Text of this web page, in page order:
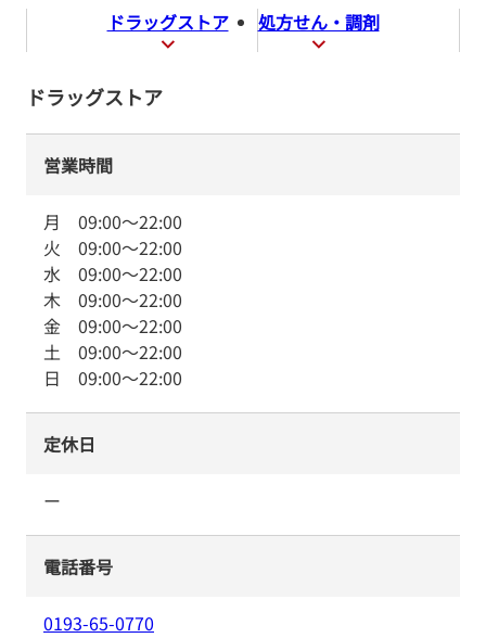
ドラッグストア 処方せん・調剤
ドラッグストア
営業時間
月 09:00～22:00
火 09:00～22:00
水 09:00～22:00
木 09:00～22:00
金 09:00～22:00
土 09:00～22:00
日 09:00～22:00
定休日
ー
電話番号
0193-65-0770